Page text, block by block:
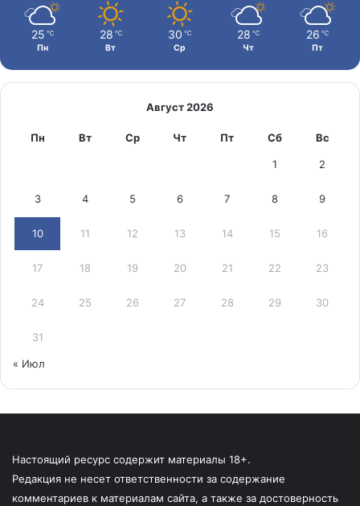
25 ℃
Пн
28 ℃
Вт
30 ℃
Ср
28 ℃
Чт
26 ℃
Пт
Август 2026
Пн Вт Ср Чт Пт Сб Вс
1 2
3 4 5 6 7 8 9
10 11 12 13 14 15 16
17 18 19 20 21 22 23
24 25 26 27 28 29 30
31
« Июл
Настоящий ресурс содержит материалы 18+.
Редакция не несет ответственности за содержание
комментариев к материалам сайта, а также за достоверность